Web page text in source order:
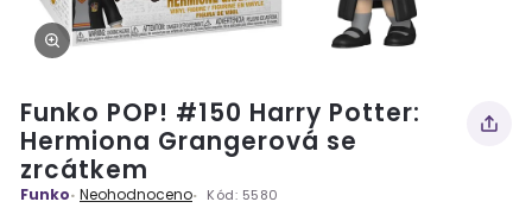
Funko POP! #150 Harry Potter:
Hermiona Grangerová se
zrcátkem
Funko Neohodnoceno Kód: 5580